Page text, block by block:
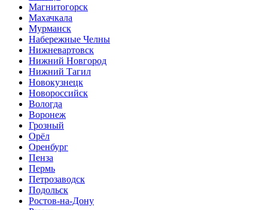
Магнитогорск
Махачкала
Мурманск
Набережные Челны
Нижневартовск
Нижний Новгород
Нижний Тагил
Новокузнецк
Новороссийск
Вологда
Воронеж
Грозный
Орёл
Оренбург
Пенза
Пермь
Петрозаводск
Подольск
Ростов-на-Дону